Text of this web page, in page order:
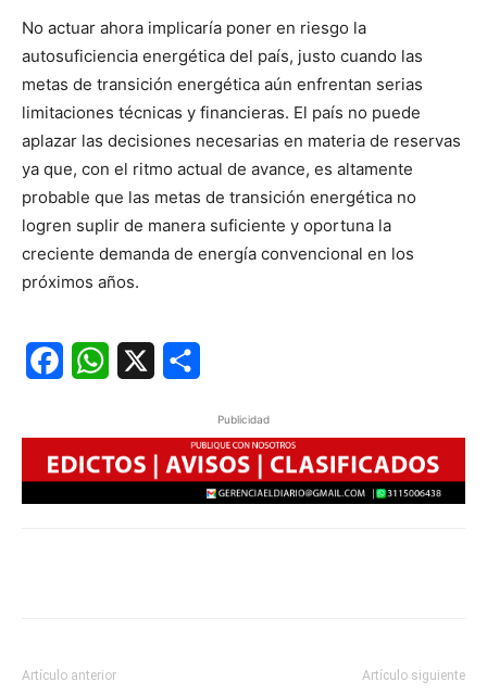
No actuar ahora implicaría poner en riesgo la
autosuficiencia energética del país, justo cuando las
metas de transición energética aún enfrentan serias
limitaciones técnicas y financieras. El país no puede
aplazar las decisiones necesarias en materia de reservas
ya que, con el ritmo actual de avance, es altamente
probable que las metas de transición energética no
logren suplir de manera suficiente y oportuna la
creciente demanda de energía convencional en los
próximos años.
FacebookWhatsApp
Publicidad
Artículo anterior Artículo siguiente